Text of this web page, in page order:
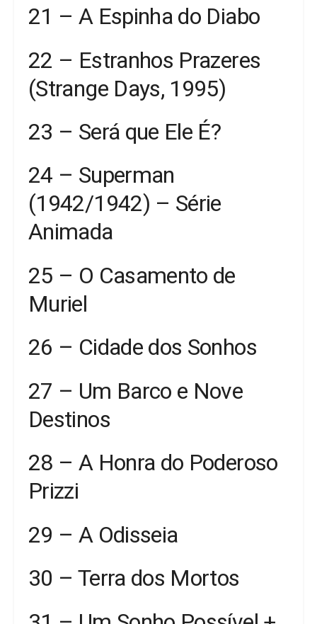
21 – A Espinha do Diabo
22 – Estranhos Prazeres
(Strange Days, 1995)
23 – Será que Ele É?
24 – Superman
(1942/1942) – Série
Animada
25 – O Casamento de
Muriel
26 – Cidade dos Sonhos
27 – Um Barco e Nove
Destinos
28 – A Honra do Poderoso
Prizzi
29 – A Odisseia
30 – Terra dos Mortos